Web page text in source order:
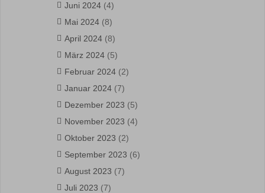
Juni 2024 (4)
Mai 2024 (8)
April 2024 (8)
März 2024 (5)
Februar 2024 (2)
Januar 2024 (7)
Dezember 2023 (5)
November 2023 (4)
Oktober 2023 (2)
September 2023 (6)
August 2023 (7)
Juli 2023 (7)